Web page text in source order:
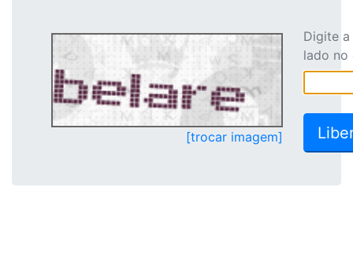
[trocar imagem]
Digite
lado no